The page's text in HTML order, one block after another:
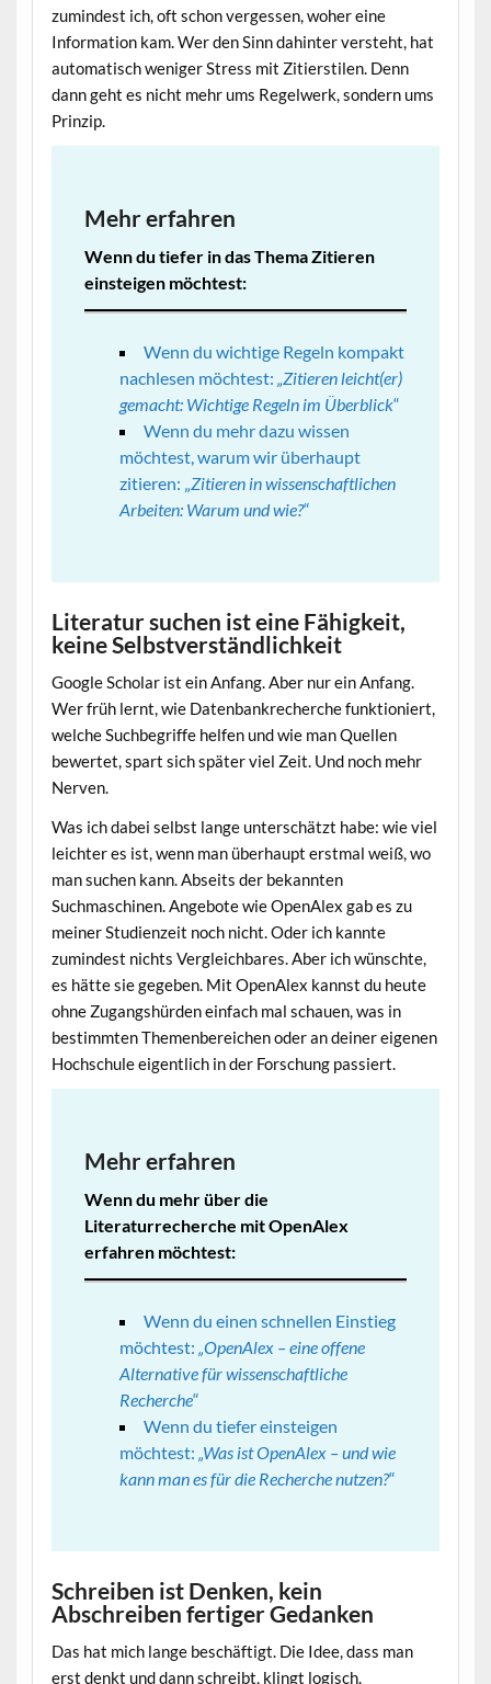
zumindest ich, oft schon vergessen, woher eine
Information kam. Wer den Sinn dahinter versteht, hat
automatisch weniger Stress mit Zitierstilen. Denn
dann geht es nicht mehr ums Regelwerk, sondern ums
Prinzip.
Mehr erfahren
Wenn du tiefer in das Thema Zitieren
einsteigen möchtest:
Wenn du wichtige Regeln kompakt
nachlesen möchtest: „Zitieren leicht(er)
gemacht: Wichtige Regeln im Überblick“
Wenn du mehr dazu wissen
möchtest, warum wir überhaupt
zitieren: „Zitieren in wissenschaftlichen
Arbeiten: Warum und wie?“
Literatur suchen ist eine Fähigkeit,
keine Selbstverständlichkeit
Google Scholar ist ein Anfang. Aber nur ein Anfang.
Wer früh lernt, wie Datenbankrecherche funktioniert,
welche Suchbegriffe helfen und wie man Quellen
bewertet, spart sich später viel Zeit. Und noch mehr
Nerven.
Was ich dabei selbst lange unterschätzt habe: wie viel
leichter es ist, wenn man überhaupt erstmal weiß, wo
man suchen kann. Abseits der bekannten
Suchmaschinen. Angebote wie OpenAlex gab es zu
meiner Studienzeit noch nicht. Oder ich kannte
zumindest nichts Vergleichbares. Aber ich wünschte,
es hätte sie gegeben. Mit OpenAlex kannst du heute
ohne Zugangshürden einfach mal schauen, was in
bestimmten Themenbereichen oder an deiner eigenen
Hochschule eigentlich in der Forschung passiert.
Mehr erfahren
Wenn du mehr über die
Literaturrecherche mit OpenAlex
erfahren möchtest:
Wenn du einen schnellen Einstieg
möchtest: „OpenAlex – eine offene
Alternative für wissenschaftliche
Recherche“
Wenn du tiefer einsteigen
möchtest: „Was ist OpenAlex – und wie
kann man es für die Recherche nutzen?“
Schreiben ist Denken, kein
Abschreiben fertiger Gedanken
Das hat mich lange beschäftigt. Die Idee, dass man
erst denkt und dann schreibt, klingt logisch.